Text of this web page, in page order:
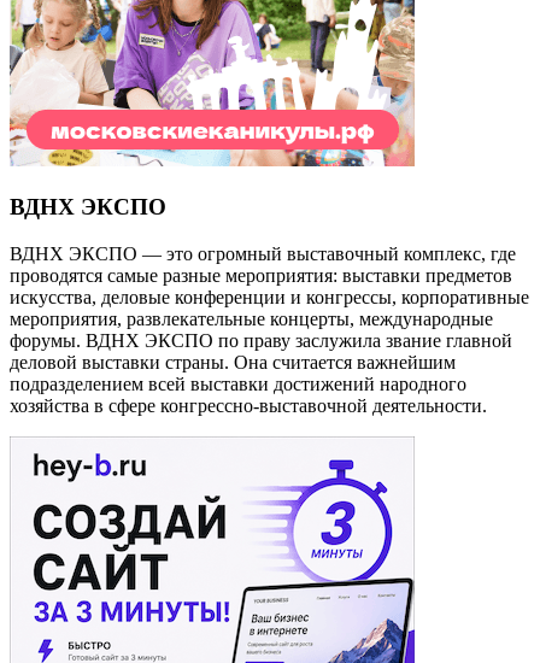
ВДНХ ЭКСПО
ВДНХ ЭКСПО — это огромный выставочный комплекс, где
проводятся самые разные мероприятия: выставки предметов
искусства, деловые конференции и конгрессы, корпоративные
мероприятия, развлекательные концерты, международные
форумы. ВДНХ ЭКСПО по праву заслужила звание главной
деловой выставки страны. Она считается важнейшим
подразделением всей выставки достижений народного
хозяйства в сфере конгрессно-выставочной деятельности.